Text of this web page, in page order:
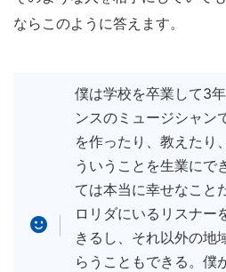
ならこのように答えます。
僕は学校を卒業して3
ンスのミュージシャン
を作ったり、教えたり
ういうことを生業にで
ては本当に幸せなこと
ロリダにいるリスナー
きるし、それ以外の地
らうこともできる。僕